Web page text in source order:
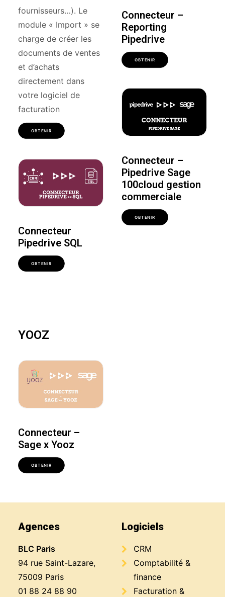
fournisseurs…). Le
module « Import » se
charge de créer les
documents de ventes
et d’achats
directement dans
votre logiciel de
facturation
OBTENIR
Connecteur –
Reporting
Pipedrive
OBTENIR
Connecteur –
Pipedrive Sage
100cloud gestion
commerciale
OBTENIR
Connecteur
Pipedrive SQL
OBTENIR
YOOZ
Connecteur –
Sage x Yooz
OBTENIR
Agences
BLC Paris
94 rue Saint-Lazare,
75009 Paris
01 88 24 88 90
Logiciels
CRM
Comptabilité &
finance
Facturation &